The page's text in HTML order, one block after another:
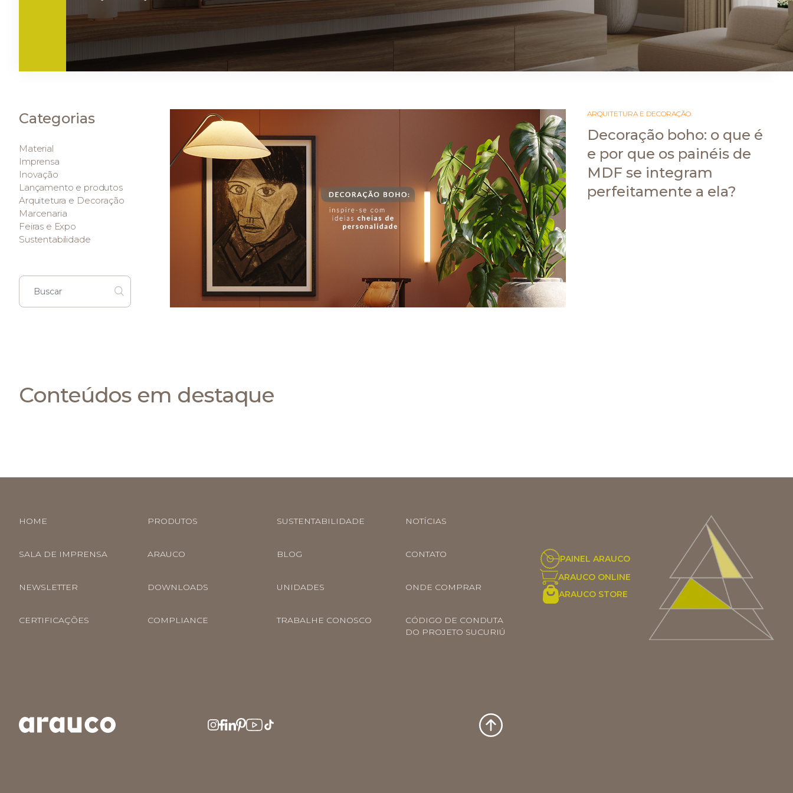
ARAUCO FLORESTAL
Categorias
Material
Imprensa
Inovação
Lançamento e produtos
Arquitetura e Decoração
Marcenaria
Feiras e Expo
Sustentabilidade
ARQUITETURA E DECORAÇÃO
Decoração boho: o que é
e por que os painéis de
MDF se integram
perfeitamente a ela?
Conteúdos em destaque
HOME PRODUTOS SUSTENTABILIDADE NOTÍCIAS
SALA DE IMPRENSA ARAUCO BLOG CONTATO
NEWSLETTER DOWNLOADS UNIDADES ONDE COMPRAR
CERTIFICAÇÕES COMPLIANCE TRABALHE CONOSCO
CÓDIGO DE CONDUTA
DO PROJETO SUCURIÚ
PAINEL ARAUCO
ARAUCO ONLINE
ARAUCO STORE